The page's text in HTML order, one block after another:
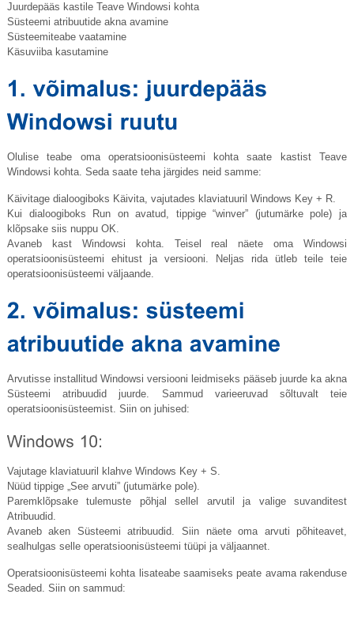
Juurdepääs kastile Teave Windowsi kohta
Süsteemi atribuutide akna avamine
Süsteemiteabe vaatamine
Käsuviiba kasutamine
Olulise teabe oma operatsioonisüsteemi kohta saate kastist Teave
Windowsi kohta. Seda saate teha järgides neid samme:
Käivitage dialoogiboks Käivita, vajutades klaviatuuril Windows Key + R.
Kui dialoogiboks Run on avatud, tippige “winver” (jutumärke pole) ja
klõpsake siis nuppu OK.
Avaneb kast Windowsi kohta. Teisel real näete oma Windowsi
operatsioonisüsteemi ehitust ja versiooni. Neljas rida ütleb teile teie
operatsioonisüsteemi väljaande.
Arvutisse installitud Windowsi versiooni leidmiseks pääseb juurde ka akna
Süsteemi atribuudid juurde. Sammud varieeruvad sõltuvalt teie
operatsioonisüsteemist. Siin on juhised:
Vajutage klaviatuuril klahve Windows Key + S.
Nüüd tippige „See arvuti” (jutumärke pole).
Paremklõpsake tulemuste põhjal sellel arvutil ja valige suvanditest
Atribuudid.
Avaneb aken Süsteemi atribuudid. Siin näete oma arvuti põhiteavet,
sealhulgas selle operatsioonisüsteemi tüüpi ja väljaannet.
Operatsioonisüsteemi kohta lisateabe saamiseks peate avama rakenduse
Seaded. Siin on sammud: